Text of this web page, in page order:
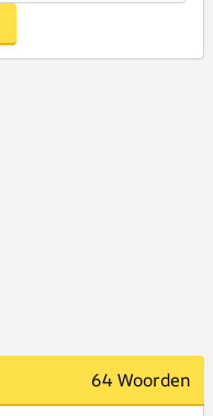
64 Woorden